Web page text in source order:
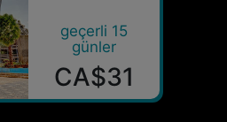
geçerli 15
günler
CA$31